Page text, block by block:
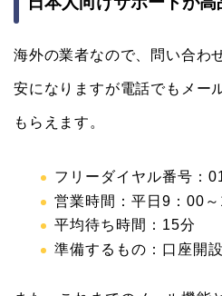
海外の業者なので、問い合わ
安になりますが電話でもメー
もらえます。
フリーダイヤル番号：
営業時間：平日9：00
平均待ち時間：15分
準備するもの：口座開